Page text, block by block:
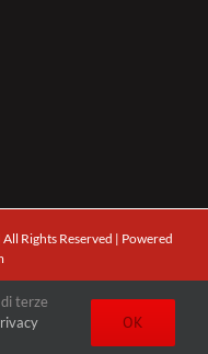
Rights Reserved | Powered
Pinterest
terze
OK